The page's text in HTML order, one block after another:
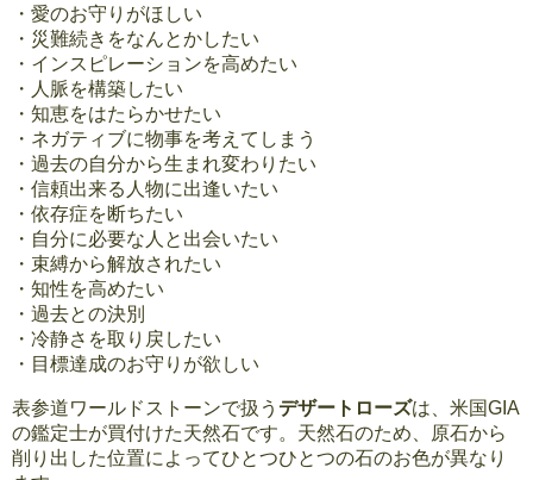
・愛のお守りがほしい
・災難続きをなんとかしたい
・インスピレーションを高めたい
・人脈を構築したい
・知恵をはたらかせたい
・ネガティブに物事を考えてしまう
・過去の自分から生まれ変わりたい
・信頼出来る人物に出逢いたい
・依存症を断ちたい
・自分に必要な人と出会いたい
・束縛から解放されたい
・知性を高めたい
・過去との決別
・冷静さを取り戻したい
・目標達成のお守りが欲しい
表参道ワールドストーンで扱う デザートローズは、米国GIA
の鑑定士が買付けた天然石です。天然石のため、原石から
削り出した位置によってひとつひとつの石のお色が異なり